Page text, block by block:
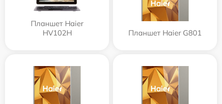
Планшет Haier
HV102H
Планшет Haier G801